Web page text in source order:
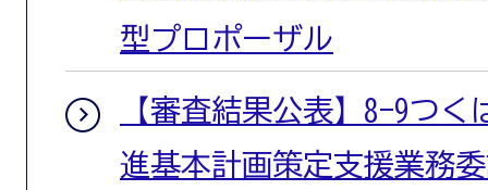
型プロポーザル
【審査結果公表】8-9つ
進基本計画策定支援業務